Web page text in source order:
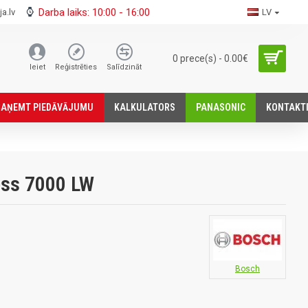
Darba laiks: 10:00 - 16:00 LV
Ieiet Reģistrēties Salīdzināt
0 prece(s) - 0.00€
PIEDĀVĀJUMU KALKULATORS PANASONIC KONTAKTI
7000 LW
Bosch